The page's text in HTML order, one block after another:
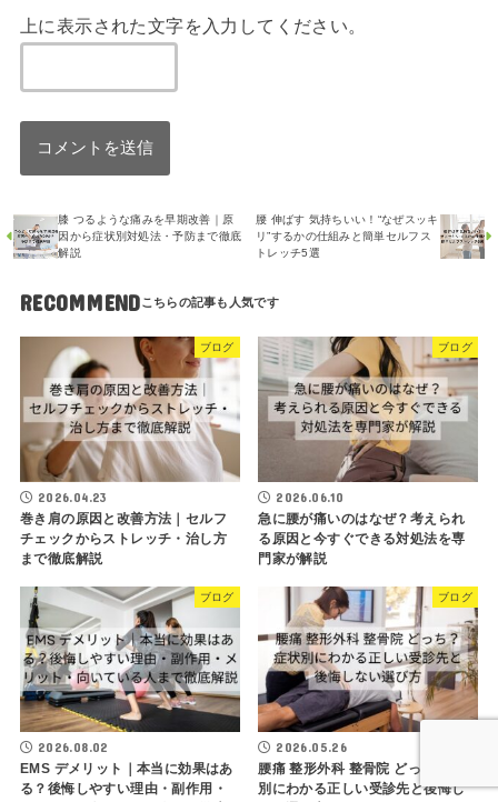
上に表示された文字を入力してください。
膝 つるような痛みを早期改善｜原
因から症状別対処法・予防まで徹底
解説
腰 伸ばす 気持ちいい！“なぜスッキ
リ”するかの仕組みと簡単セルフス
トレッチ5選
RECOMMEND
ブログ
2026.04.23
巻き肩の原因と改善方法｜セルフ
チェックからストレッチ・治し方
まで徹底解説
ブログ
2026.06.10
急に腰が痛いのはなぜ？考えられ
る原因と今すぐできる対処法を専
門家が解説
ブログ
2026.08.02
EMS デメリット｜本当に効果はあ
る？後悔しやすい理由・副作用・
ブログ
2026.05.26
腰痛 整形外科 整骨院 どっち？症状
別にわかる正しい受診先と後悔し